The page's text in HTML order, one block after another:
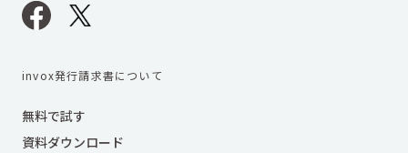
invox発行請求書について
無料で試す
資料ダウンロード